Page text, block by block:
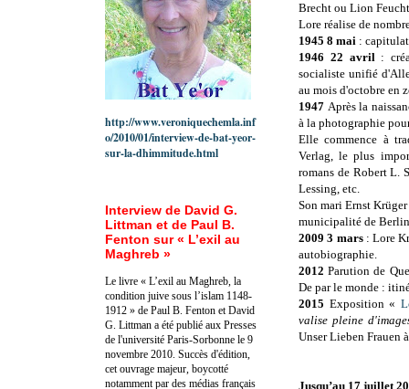
Brecht ou Lion
Lore réalise de
1945 8 mai :
1946 22 avril :
socialiste unifié
au mois d'octobre en
1947 Après la
à la photographie
Elle commence à
Verlag, le plus
romans de Robert L.
Lessing, etc.
Son mari Ernst
municipalité de
2009 3 mars: Lore
autobiographie.
2012Parution de
De par le monde :
2015 Exposition «
valise pleine
Unser Lieben Frauen
Jusqu’au 17 juillet
http://www.veroniquechemla.inf
o/2010/01/interview-de-bat-yeor-
sur-la-dhimmitude.html
Interview de David G.
Littman et de Paul B.
Fenton sur « L’exil au
Maghreb »
Le livre « L’exil au Maghreb, la
condition juive sous l’islam 1148-
1912 » de Paul B. Fenton et David
G. Littman a été publié aux Presses
de l'université Paris-Sorbonne le 9
novembre 2010. Succès d'édition,
cet ouvrage majeur, boycotté
notamment par des médias français